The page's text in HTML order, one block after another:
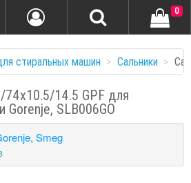
0
стиральных машин Сальники
74x10.5/14.5 GPF для
Gorenje, SLB006GO
Smeg